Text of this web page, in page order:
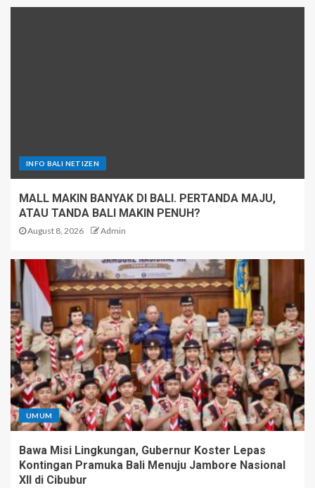
INFO BALI NETIZEN
MALL MAKIN BANYAK DI BALI. PERTANDA MAJU,
ATAU TANDA BALI MAKIN PENUH?
August 8, 2026 Admin
UMUM
Bawa Misi Lingkungan, Gubernur Koster Lepas
Kontingan Pramuka Bali Menuju Jambore Nasional
XII di Cibubur